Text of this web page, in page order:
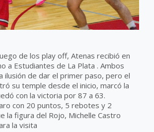
de los play off, Atenas recibió en
a Estudiantes de La Plata . Ambos
ilusión de dar el primer paso, pero el
su temple desde el inicio, marcó la
con la victoria por 87 a 63.
con 20 puntos, 5 rebotes y 2
la figura del Rojo, Michelle Castro
la visita